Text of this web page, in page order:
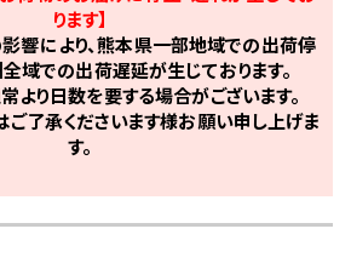
ります】
響により、熊本県一部地域での出荷停
域での出荷遅延が生じております。
より日数を要する場合がございます。
ご了承くださいます様お願い申し上げま
す。